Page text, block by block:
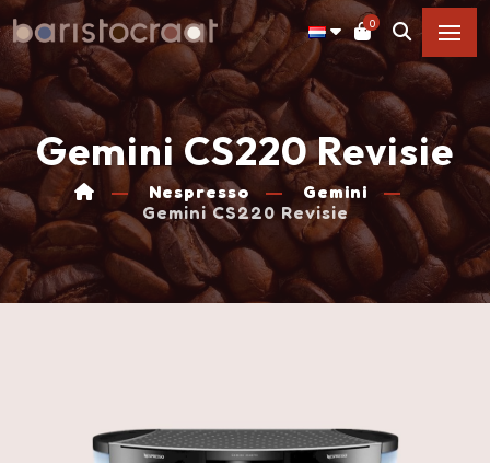
0
Gemini CS220 Revisie
Nespresso
Gemini
Gemini CS220 Revisie